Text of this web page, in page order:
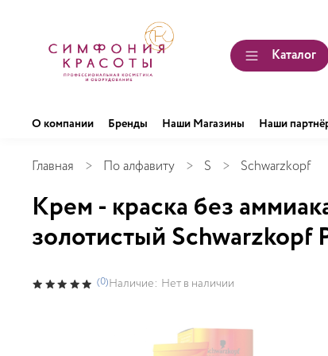
Каталог
О компании Бренды Наши Магазины Наши
Главная По алфавиту S Schwarzkopf
Крем - краска без
золотистый Schwarzkopf
(0)Наличие: Нет в наличии